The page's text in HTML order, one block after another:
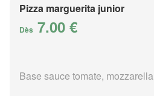
Pizza marguerita junior
Dès 7.00 €
Base sauce tomate, mozzarella